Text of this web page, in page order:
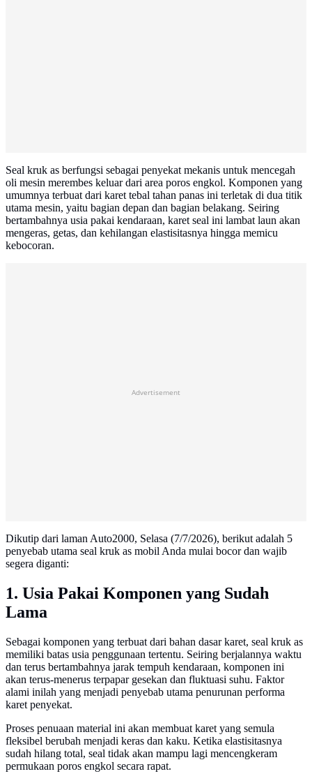
Seal kruk as berfungsi sebagai penyekat mekanis untuk mencegah
oli mesin merembes keluar dari area poros engkol. Komponen yang
umumnya terbuat dari karet tebal tahan panas ini terletak di dua titik
utama mesin, yaitu bagian depan dan bagian belakang. Seiring
bertambahnya usia pakai kendaraan, karet seal ini lambat laun akan
mengeras, getas, dan kehilangan elastisitasnya hingga memicu
kebocoran.
Advertisement
Dikutip dari laman Auto2000, Selasa (7/7/2026), berikut adalah 5
penyebab utama seal kruk as mobil Anda mulai bocor dan wajib
segera diganti:
1. Usia Pakai Komponen yang Sudah
Lama
Sebagai komponen yang terbuat dari bahan dasar karet, seal kruk as
memiliki batas usia penggunaan tertentu. Seiring berjalannya waktu
dan terus bertambahnya jarak tempuh kendaraan, komponen ini
akan terus-menerus terpapar gesekan dan fluktuasi suhu. Faktor
alami inilah yang menjadi penyebab utama penurunan performa
karet penyekat.
Proses penuaan material ini akan membuat karet yang semula
fleksibel berubah menjadi keras dan kaku. Ketika elastisitasnya
sudah hilang total, seal tidak akan mampu lagi mencengkeram
permukaan poros engkol secara rapat.